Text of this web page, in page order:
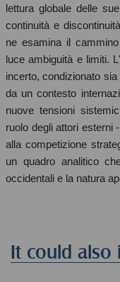
lettura globale delle
continuità e
ne esamina il
luce ambiguità e limiti.
incerto, condizionato
da un contesto
nuove tensioni
ruolo degli attori esterni
alla competizione
un quadro analitico
occidentali e la natura
It could also